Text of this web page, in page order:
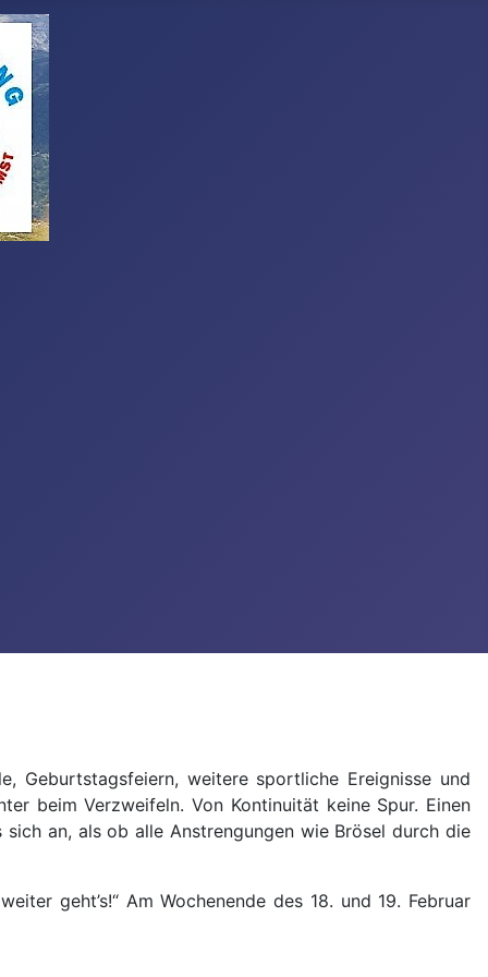
Geburtstagsfeiern, weitere sportliche Ereignisse und
beim Verzweifeln. Von Kontinuität keine Spur. Einen
an, als ob alle Anstrengungen wie Brösel durch die
geht’s!“ Am Wochenende des 18. und 19. Februar